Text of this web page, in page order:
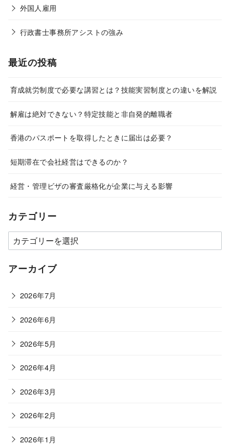
外国人雇用
行政書士事務所アシストの強み
最近の投稿
育成就労制度で必要な講習とは？技能実習制度との違いを解説
解雇は絶対できない？特定技能と非自発的離職者
香港のパスポートを取得したときに届出は必要？
短期滞在で会社経営はできるのか？
経営・管理ビザの審査厳格化が企業に与える影響
カテゴリー
カ
テ
ゴ
ー
アーカイブ
2026年7月
2026年6月
2026年5月
2026年4月
2026年3月
2026年2月
2026年1月